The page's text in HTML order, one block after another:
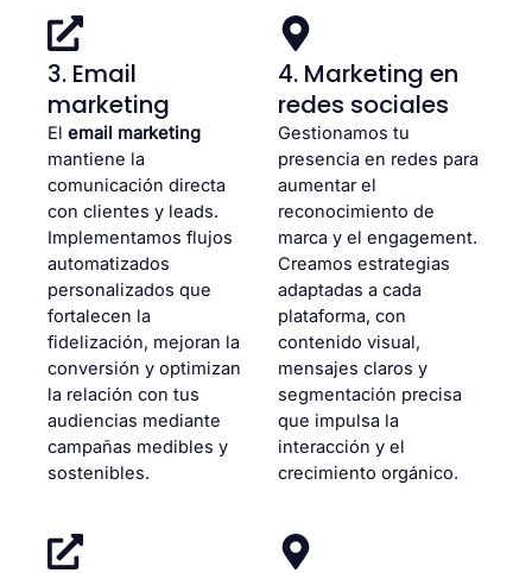
3. Email
marketing
El email marketing
mantiene la
comunicación directa
con clientes y leads.
Implementamos flujos
automatizados
personalizados que
fortalecen la
fidelización, mejoran la
conversión y optimizan
la relación con tus
audiencias mediante
campañas medibles y
sostenibles.
4. Marketing en
redes sociales
Gestionamos tu
presencia en redes para
aumentar el
reconocimiento de
marca y el engagement.
Creamos estrategias
adaptadas a cada
plataforma, con
contenido visual,
mensajes claros y
segmentación precisa
que impulsa la
interacción y el
crecimiento orgánico.